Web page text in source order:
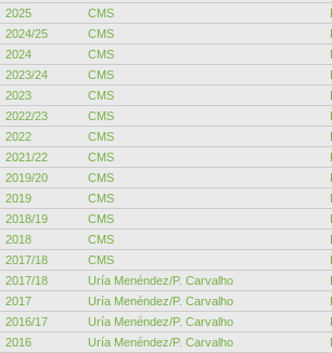
2025
CMS
2024/25
CMS
2024
CMS
2023/24
CMS
2023
CMS
2022/23
CMS
2022
CMS
2021/22
CMS
2019/20
CMS
2019
CMS
2018/19
CMS
2018
CMS
2017/18
CMS
2017/18
Uría Menéndez/P. Carvalho
2017
Uría Menéndez/P. Carvalho
2016/17
Uría Menéndez/P. Carvalho
2016
Uría Menéndez/P. Carvalho